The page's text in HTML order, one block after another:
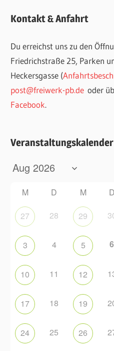
Kontakt & Anfahrt
Du erreichst uns zu den
Friedrichstraße 25, Parken
Heckersgasse (
post@freiwerk-pb.de oder
Facebook.
Veranstaltungskalender
M D M D
27 28 29
3 4 5 6
10 11 12
17 18 19
24 25 26